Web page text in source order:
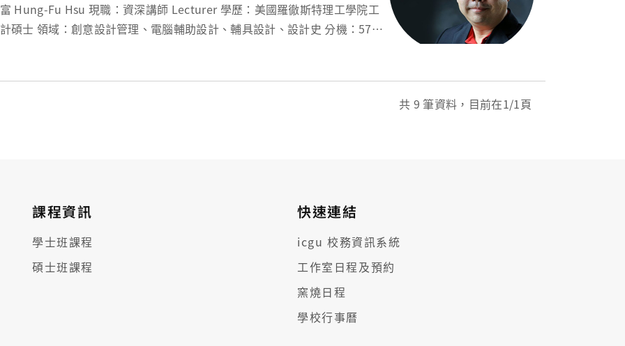
現職：資深講師 Lecturer 學歷：美國羅徹斯特理工學院工
輔助設計、輔具設計、設計史 分機：5746
共9 筆資料，目前在1/1頁
課程資訊
學士班課程
碩士班課程
快速連結
icgu 校務資訊系統
工作室日程及預約
窯燒日程
學校行事曆